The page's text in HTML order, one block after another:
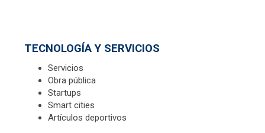
TECNOLOGÍA Y SERVICIOS
Servicios
Obra pública
Startups
Smart cities
Artículos deportivos